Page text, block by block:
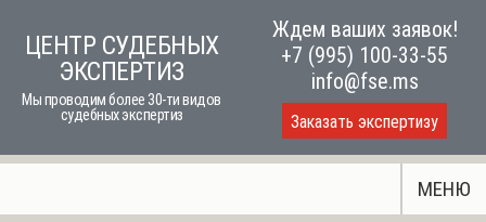
ЦЕНТР СУДЕБНЫХ
ЭКСПЕРТИЗ
Мы проводим более 30-ти видов
судебных экспертиз
Ждем ваших заявок!
+7 (995) 100-33-55
info@fse.ms
Заказать экспертизу
МЕНЮ